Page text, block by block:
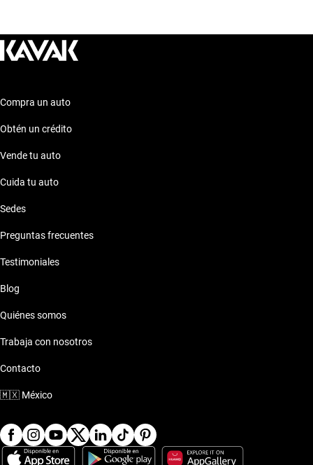
Compra un auto
Obtén un crédito
Vende tu auto
Cuida tu auto
Sedes
Preguntas frecuentes
Testimoniales
Blog
Quiénes somos
Trabaja con nosotros
Contacto
🇲🇽 México